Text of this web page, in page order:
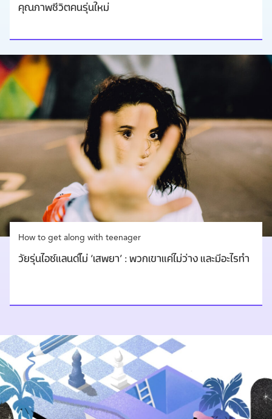
คุณภาพชีวิตคนรุ่นใหม่
How to get along with teenager
วัยรุ่นไอซ์แลนด์ไม่ ‘เสพยา’ : พวกเขาแค่ไม่ว่าง และมีอะไรทำ